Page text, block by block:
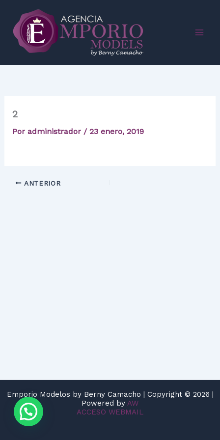
contenido
2
Por administrador / 23 enero, 2019
ANTERIOR
Emporio Modelos by Berny Camacho | Copyright © 2026 |
Powered by AW
ACCESO WEBMAIL